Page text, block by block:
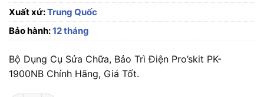
Xuất xứ:Trung Quốc
Bảo hành:12 tháng
Bộ Dụng Cụ Sửa Chữa, Bảo Trì Điện Pro’skit PK-
1900NB Chính Hãng, Giá Tốt.